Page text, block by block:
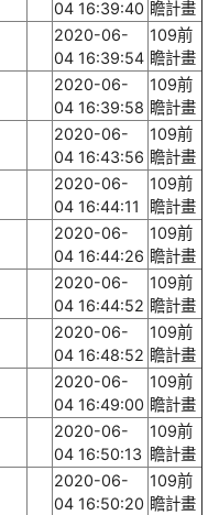
04 16:39:40 瞻計畫
2020-06-
04 16:39:54
109前
瞻計畫
2020-06-
04 16:39:58
109前
瞻計畫
2020-06-
04 16:43:56
109前
瞻計畫
2020-06-
04 16:44:11
109前
瞻計畫
2020-06-
04 16:44:26
109前
瞻計畫
2020-06-
04 16:44:52
109前
瞻計畫
2020-06-
04 16:48:52
109前
瞻計畫
2020-06-
04 16:49:00
109前
瞻計畫
2020-06-
04 16:50:13
109前
瞻計畫
2020-06-
04 16:50:20
109前
瞻計畫